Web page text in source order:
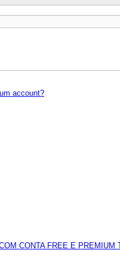
account?
CONTA FREE E PREMIUM